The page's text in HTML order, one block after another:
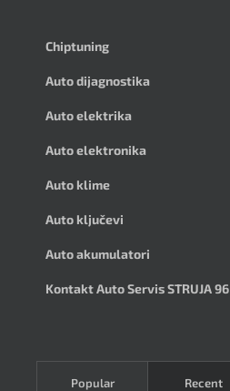
Chiptuning
Auto dijagnostika
Auto elektrika
Auto elektronika
Auto klime
Auto ključevi
Auto akumulatori
Kontakt Auto Servis STRUJA 96
Popular Recent